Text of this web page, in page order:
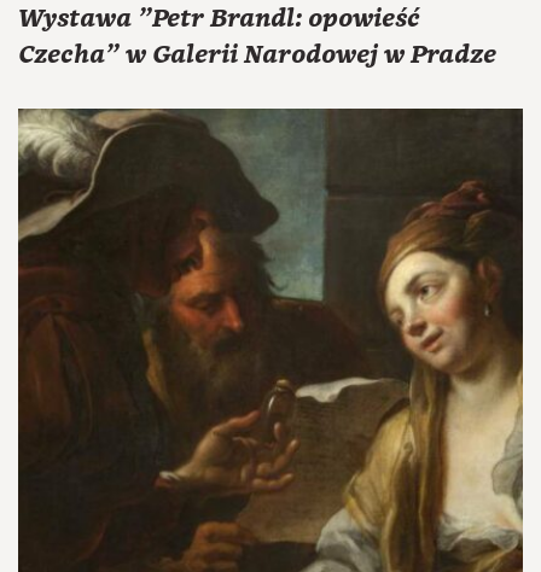
Wystawa "Petr Brandl: opowieść
Czecha" w Galerii Narodowej w Pradze